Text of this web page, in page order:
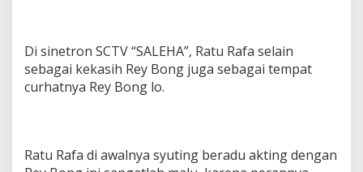
Di sinetron SCTV “SALEHA”, Ratu Rafa selain
sebagai kekasih Rey Bong juga sebagai tempat
curhatnya Rey Bong lo.
Ratu Rafa di awalnya syuting beradu akting dengan